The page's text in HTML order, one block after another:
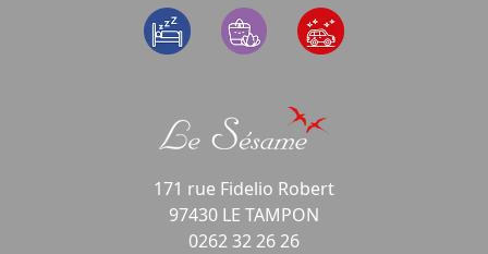
171 rue Fidelio Robert
97430 LE TAMPON
0262 32 26 26